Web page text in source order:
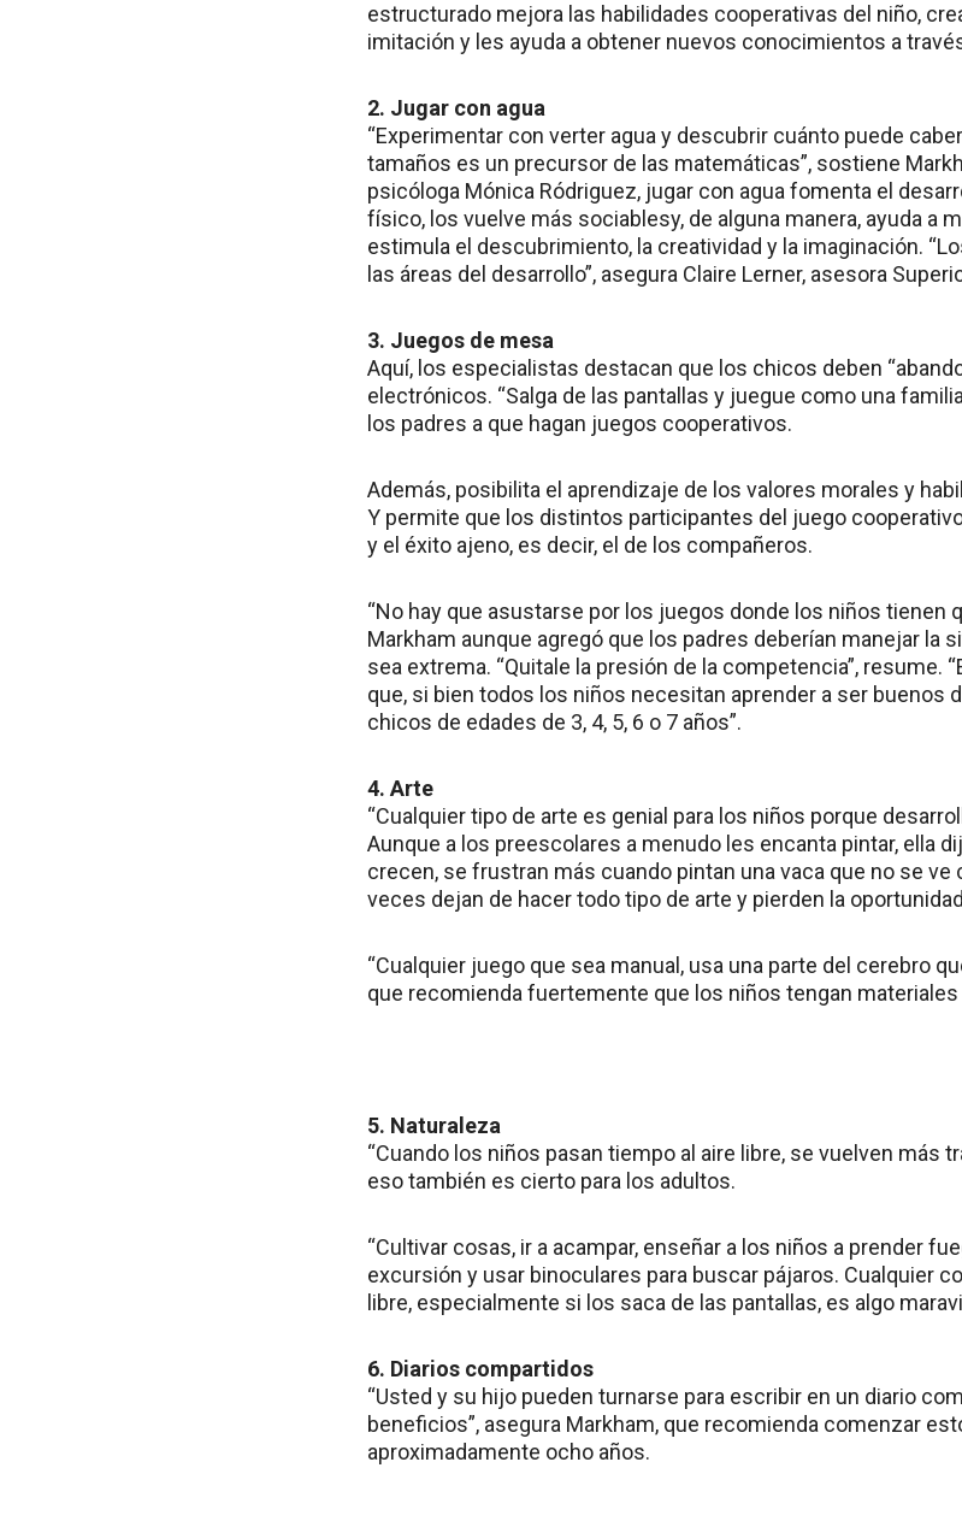
estructurado mejora las habilidades cooperativas del niño,
imitación y les ayuda a obtener nuevos conocimientos a
2. Jugar con agua
“Experimentar con verter agua y descubrir cuánto puede
tamaños es un precursor de las matemáticas”, sostiene
psicóloga Mónica Ródriguez, jugar con agua fomenta el
físico, los vuelve más sociablesy, de alguna manera, ayuda a
estimula el descubrimiento, la creatividad y la imaginación.
las áreas del desarrollo”, asegura Claire Lerner, asesora
3. Juegos de mesa
Aquí, los especialistas destacan que los chicos deben
electrónicos. “Salga de las pantallas y juegue como una
los padres a que hagan juegos cooperativos.
Además, posibilita el aprendizaje de los valores morales y
Y permite que los distintos participantes del juego
y el éxito ajeno, es decir, el de los compañeros.
“No hay que asustarse por los juegos donde los niños tienen
Markham aunque agregó que los padres deberían manejar la
sea extrema. “Quitale la presión de la competencia”, resume.
que, si bien todos los niños necesitan aprender a ser buenos
chicos de edades de 3, 4, 5, 6 o 7 años”.
4. Arte
“Cualquier tipo de arte es genial para los niños porque
Aunque a los preescolares a menudo les encanta pintar, ella
crecen, se frustran más cuando pintan una vaca que no se ve
veces dejan de hacer todo tipo de arte y pierden la
“Cualquier juego que sea manual, usa una parte del cerebro
que recomienda fuertemente que los niños tengan
5. Naturaleza
“Cuando los niños pasan tiempo al aire libre, se vuelven más
eso también es cierto para los adultos.
“Cultivar cosas, ir a acampar, enseñar a los niños a prender
excursión y usar binoculares para buscar pájaros. Cualquier
libre, especialmente si los saca de las pantallas, es algo
6. Diarios compartidos
“Usted y su hijo pueden turnarse para escribir en un diario
beneficios”, asegura Markham, que recomienda comenzar
aproximadamente ocho años.